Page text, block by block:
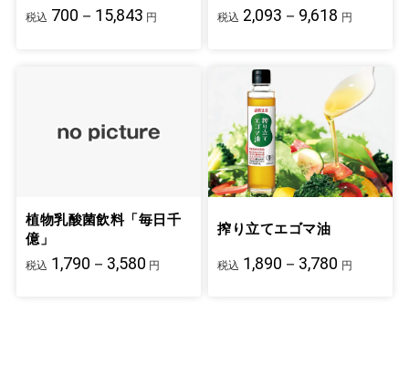
税込 700－15,843 円 税込 2,093－9,618 円
植物乳酸菌飲料「毎日千
億」
税込 1,790－3,580 円
搾り立てエゴマ油
税込 1,890－3,780 円